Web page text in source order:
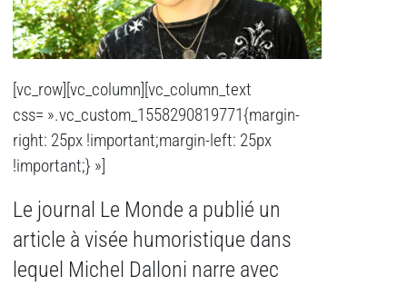
[vc_row][vc_column][vc_column_text
css= ».vc_custom_1558290819771{margin-
right: 25px !important;margin-left: 25px
!important;} »]
Le journal Le Monde a publié un
article à visée humoristique dans
lequel Michel Dalloni narre avec